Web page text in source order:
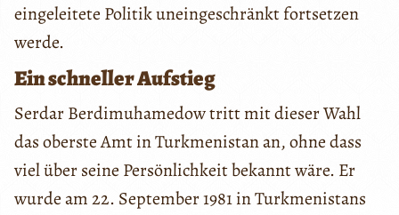
eingeleitete Politik uneingeschränkt fortsetzen
werde.
Ein schneller Aufstieg
Serdar Berdimuhamedow tritt mit dieser Wahl
das oberste Amt in Turkmenistan an, ohne dass
viel über seine Persönlichkeit bekannt wäre. Er
wurde am 22. September 1981 in Turkmenistans